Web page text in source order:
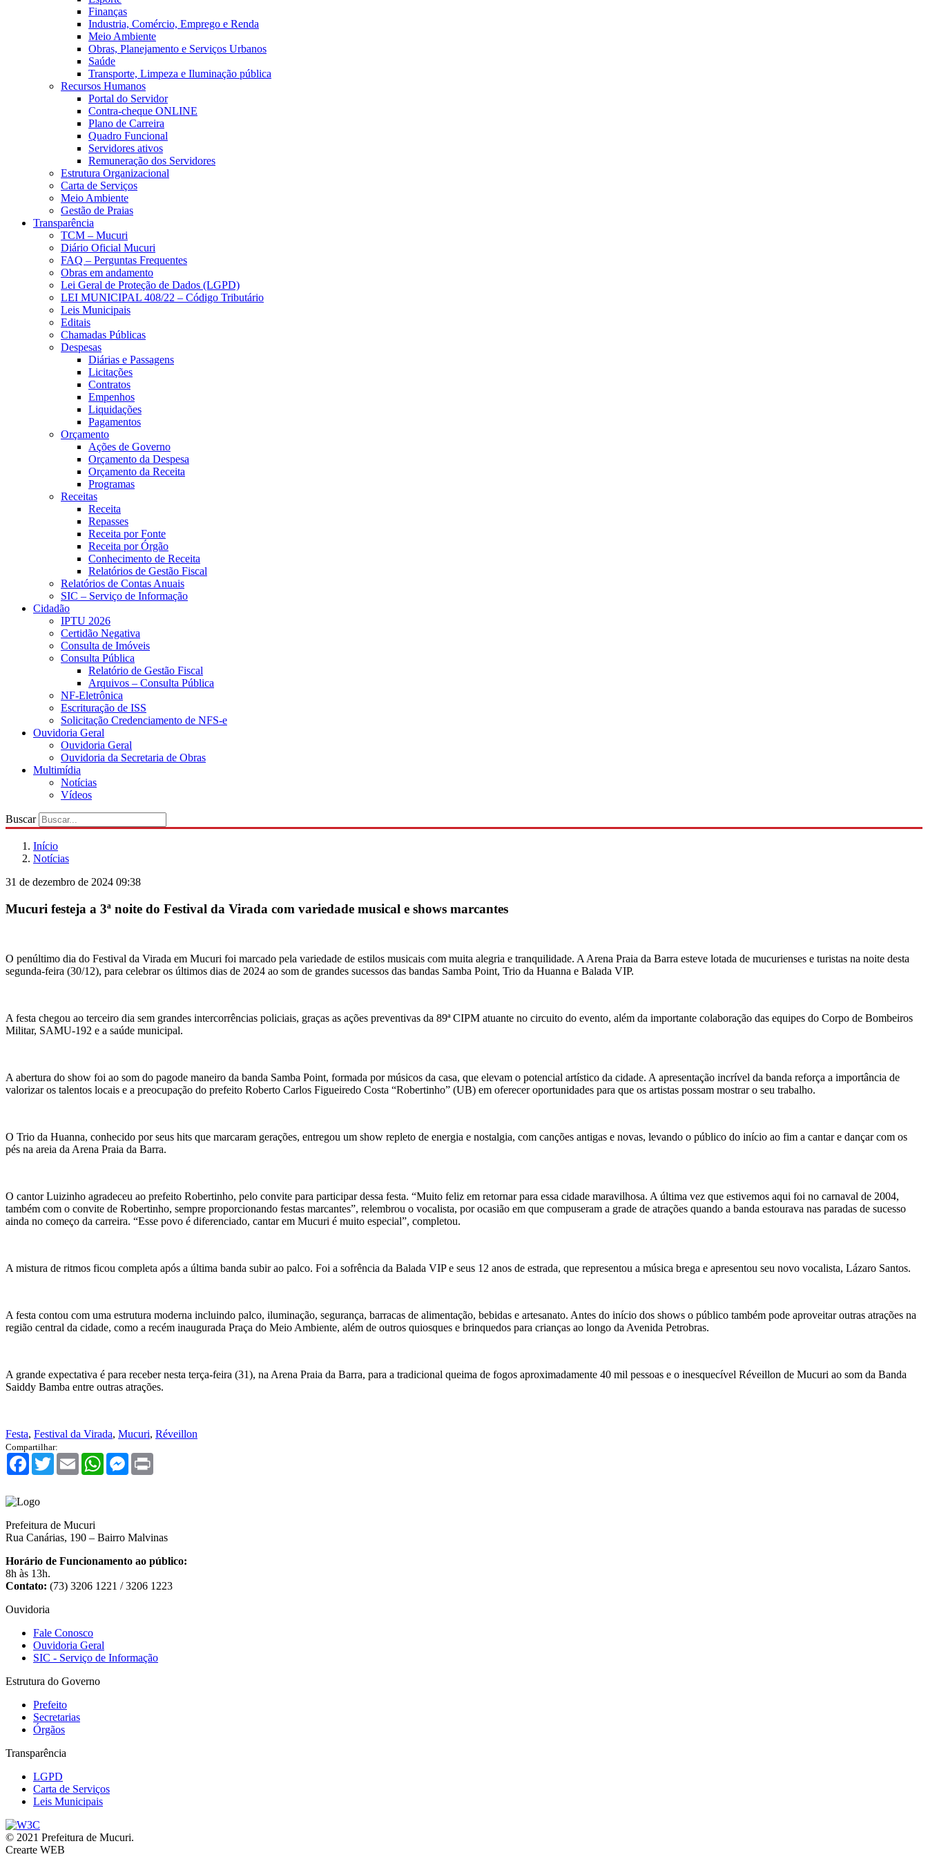
Finanças
Industria, Comércio, Emprego e Renda
Meio Ambiente
Obras, Planejamento e Serviços Urbanos
Saúde
Transporte, Limpeza e Iluminação pública
Recursos Humanos
Portal do Servidor
Contra-cheque ONLINE
Plano de Carreira
Quadro Funcional
Servidores ativos
Remuneração dos Servidores
Estrutura Organizacional
Carta de Serviços
Meio Ambiente
Gestão de Praias
Transparência
TCM – Mucuri
Diário Oficial Mucuri
FAQ – Perguntas Frequentes
Obras em andamento
Lei Geral de Proteção de Dados (LGPD)
LEI MUNICIPAL 408/22 – Código Tributário
Leis Municipais
Editais
Chamadas Públicas
Despesas
Diárias e Passagens
Licitações
Contratos
Empenhos
Liquidações
Pagamentos
Orçamento
Ações de Governo
Orçamento da Despesa
Orçamento da Receita
Programas
Receitas
Receita
Repasses
Receita por Fonte
Receita por Órgão
Conhecimento de Receita
Relatórios de Gestão Fiscal
Relatórios de Contas Anuais
SIC – Serviço de Informação
Cidadão
IPTU 2026
Certidão Negativa
Consulta de Imóveis
Consulta Pública
Relatório de Gestão Fiscal
Arquivos – Consulta Pública
NF-Eletrônica
Escrituração de ISS
Solicitação Credenciamento de NFS-e
Ouvidoria Geral
Ouvidoria Geral
Ouvidoria da Secretaria de Obras
Multimídia
Notícias
Vídeos
Buscar
Início
Notícias
31 de dezembro de 2024 09:38
Mucuri festeja a 3ª noite do Festival da Virada com variedade musical e shows marcantes
O penúltimo dia do Festival da Virada em Mucuri foi marcado pela variedade de estilos musicais com muita alegria e tranquilidade. A Arena Praia da Barra esteve lotada de mucurienses e turistas na noite desta
segunda-feira (30/12), para celebrar os últimos dias de 2024 ao som de grandes sucessos das bandas Samba Point, Trio da Huanna e Balada VIP.
A festa chegou ao terceiro dia sem grandes intercorrências policiais, graças as ações preventivas da 89ª CIPM atuante no circuito do evento, além da importante colaboração das equipes do Corpo de Bombeiros
Militar, SAMU-192 e a saúde municipal.
A abertura do show foi ao som do pagode maneiro da banda Samba Point, formada por músicos da casa, que elevam o potencial artístico da cidade. A apresentação incrível da banda reforça a importância de
valorizar os talentos locais e a preocupação do prefeito Roberto Carlos Figueiredo Costa “Robertinho” (UB) em oferecer oportunidades para que os artistas possam mostrar o seu trabalho.
O Trio da Huanna, conhecido por seus hits que marcaram gerações, entregou um show repleto de energia e nostalgia, com canções antigas e novas, levando o público do início ao fim a cantar e dançar com os
pés na areia da Arena Praia da Barra.
O cantor Luizinho agradeceu ao prefeito Robertinho, pelo convite para participar dessa festa. “Muito feliz em retornar para essa cidade maravilhosa. A última vez que estivemos aqui foi no carnaval de 2004,
também com o convite de Robertinho, sempre proporcionando festas marcantes”, relembrou o vocalista, por ocasião em que compuseram a grade de atrações quando a banda estourava nas paradas de sucesso
ainda no começo da carreira. “Esse povo é diferenciado, cantar em Mucuri é muito especial”, completou.
A mistura de ritmos ficou completa após a última banda subir ao palco. Foi a sofrência da Balada VIP e seus 12 anos de estrada, que representou a música brega e apresentou seu novo vocalista, Lázaro Santos.
A festa contou com uma estrutura moderna incluindo palco, iluminação, segurança, barracas de alimentação, bebidas e artesanato. Antes do início dos shows o público também pode aproveitar outras atrações na
região central da cidade, como a recém inaugurada Praça do Meio Ambiente, além de outros quiosques e brinquedos para crianças ao longo da Avenida Petrobras.
A grande expectativa é para receber nesta terça-feira (31), na Arena Praia da Barra, para a tradicional queima de fogos aproximadamente 40 mil pessoas e o inesquecível Réveillon de Mucuri ao som da Banda
Saiddy Bamba entre outras atrações.
Festa, Festival da Virada, Mucuri, Réveillon
Compartilhar:
Facebook
TwitterEmail WhatsAppMessenger
Prefeitura de Mucuri
Rua Canárias, 190 – Bairro Malvinas
Horário de Funcionamento ao público:
8h às 13h.
Contato: (73) 3206 1221 / 3206 1223
Ouvidoria
Fale Conosco
Ouvidoria Geral
SIC - Serviço de Informação
Estrutura do Governo
Prefeito
Secretarias
Órgãos
Transparência
LGPD
Carta de Serviços
Leis Municipais
© 2021 Prefeitura de Mucuri.
Crearte WEB